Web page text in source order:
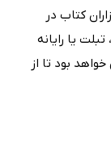
کتاب در
یا رایانه
بود تا از